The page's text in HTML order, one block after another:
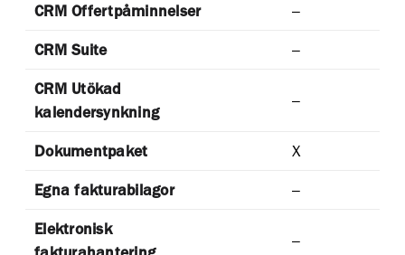
CRM Offertpåminnelser –
CRM Suite –
CRM Utökad
kalendersynkning
–
Dokumentpaket X
Egna fakturabilagor –
Elektronisk
–